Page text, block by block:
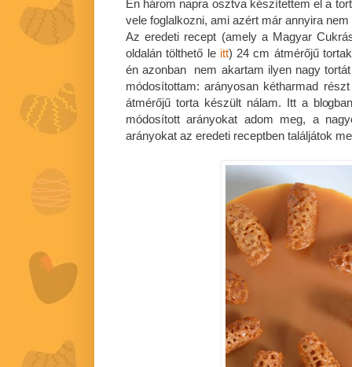
Én három napra osztva készítettem el a
vele foglalkozni, ami azért már annyira
Az eredeti recept (amely a Magyar
oldalán tölthető leitt) 24 cm átmérőjű
én azonban nem akartam ilyen nagy
módosítottam: arányosan kétharmad
átmérőjű torta készült nálam. Itt a
módosított arányokat adom meg, a
arányokat az eredeti receptben találjátok